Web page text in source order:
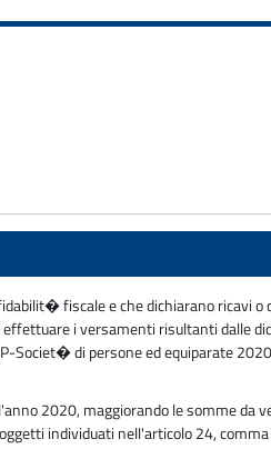
fiscale e che dichiarano ricavi o
i versamenti risultanti dalle
Societ� di persone ed equiparate
2020, maggiorando le somme da
individuati nell'articolo 24,